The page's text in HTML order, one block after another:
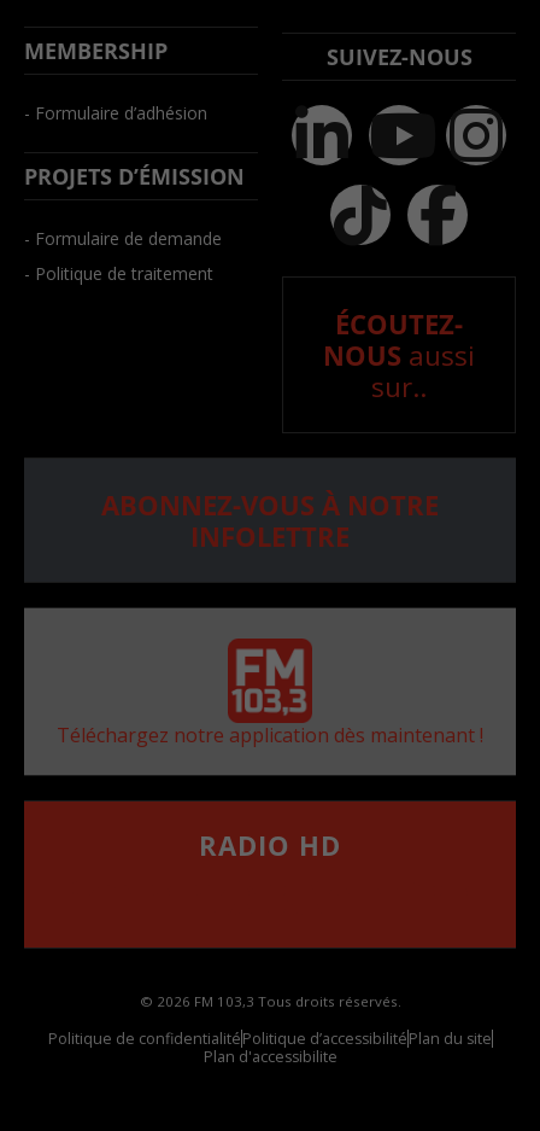
MEMBERSHIP
- Formulaire d’adhésion
PROJETS D’ÉMISSION
- Formulaire de demande
- Politique de traitement
SUIVEZ-NOUS
ÉCOUTEZ-
NOUS aussi
sur..
ABONNEZ-VOUS À NOTRE
INFOLETTRE
Téléchargez notre application dès maintenant !
RADIO HD
© 2026 FM 103,3 Tous droits réservés.
Politique de confidentialitéPolitique d’accessibilitéPlan du site
Plan d'accessibilite